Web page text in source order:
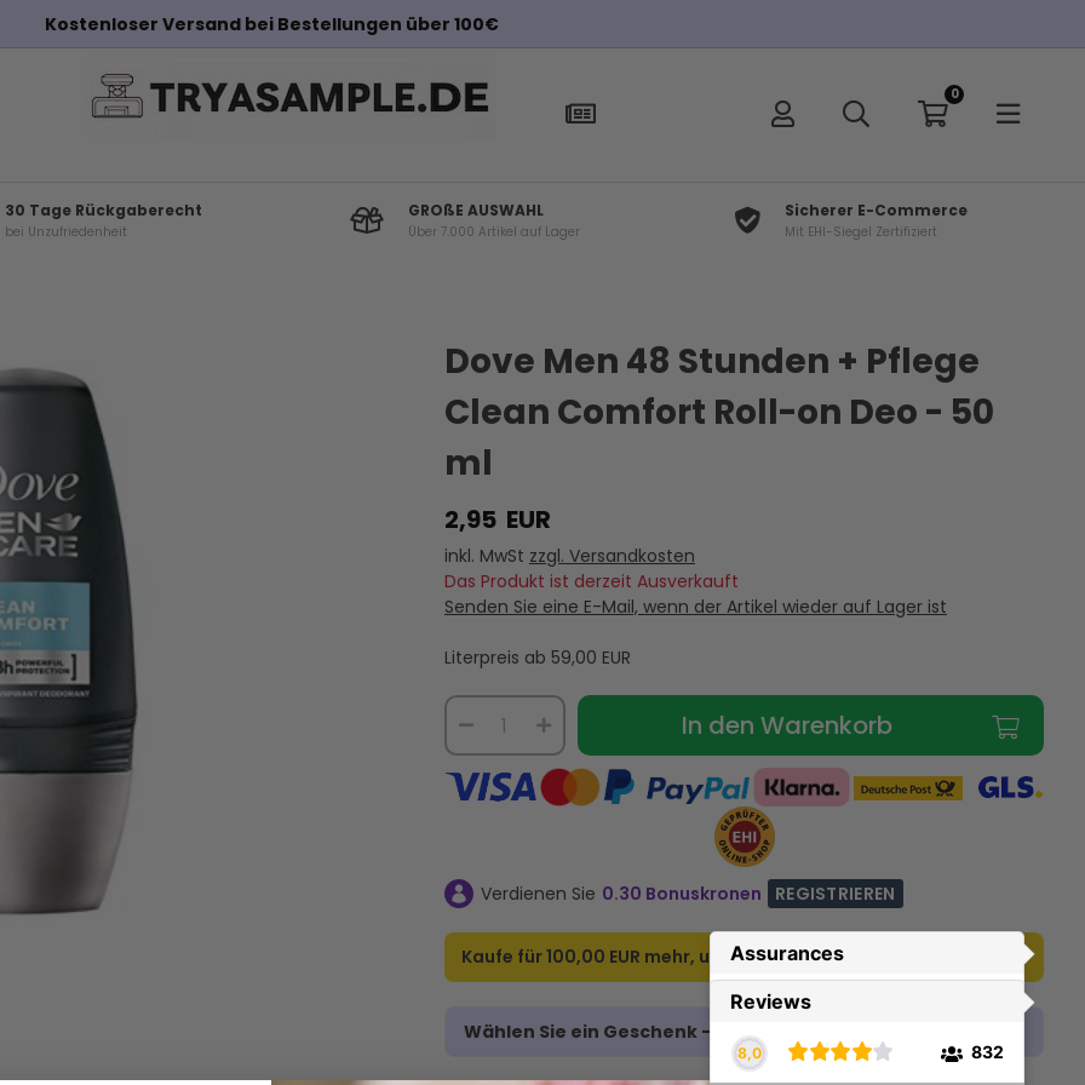
Kostenloser Versand bei Bestellungen über 100€
0
30 Tage Rückgaberecht
bei Unzufriedenheit
GROßE AUSWAHL
Über 7.000 Artikel auf Lager
Sicherer E-Commerce
Mit EHI-Siegel Zertifiziert
Dove Men 48 Stunden + Pflege
Clean Comfort Roll-on Deo - 50
ml
2,95EUR
inkl. MwSt zzgl. Versandkosten
Das Produkt ist derzeit Ausverkauft
Senden Sie eine E-Mail, wenn der Artikel wieder auf Lager ist
Literpreis ab 59,00 EUR
In den Warenkorb
Verdienen Sie 0.30 Bonuskronen REGISTRIEREN
Kaufe für100,00 EUR mehr, um kostenlosen Versand zu erhalten!
Wählen Sie ein Geschenk - klicken Sie hier